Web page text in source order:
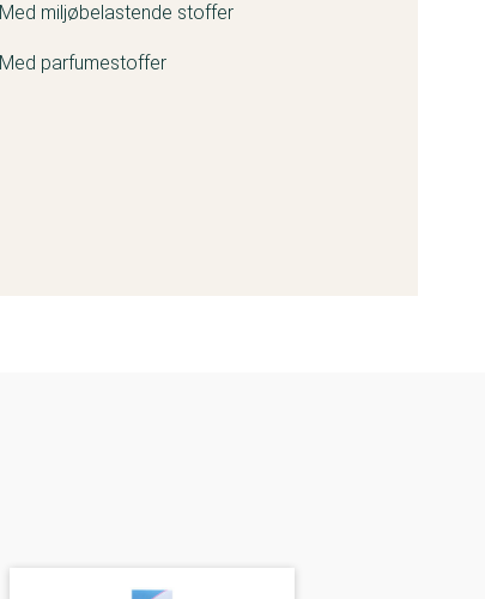
Med miljøbelastende stoffer
Med parfumestoffer